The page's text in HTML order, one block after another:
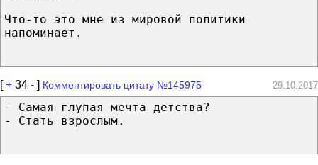
Что-то это мне из мировой политики
напоминает.
[+ 34 - ] Комментировать цитату №145975 29.10.2017
- Самая глупая мечта детства?
- Стать взрослым.